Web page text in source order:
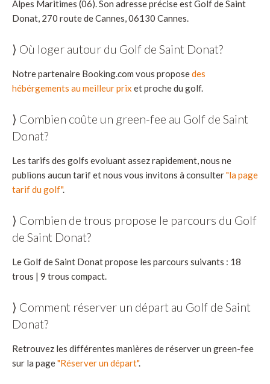
Alpes Maritimes (06). Son adresse précise est Golf de Saint
Donat, 270 route de Cannes, 06130 Cannes.
⟩ Où loger autour du Golf de Saint Donat?
Notre partenaire Booking.com vous proposedes
hébérgements au meilleur prix et proche du golf.
⟩ Combien coûte un green-fee au Golf de Saint
Donat?
Les tarifs des golfs evoluant assez rapidement, nous ne
publions aucun tarif et nous vous invitons à consulter"la page
tarif du golf".
⟩ Combien de trous propose le parcours du Golf
de Saint Donat?
Le Golf de Saint Donat propose les parcours suivants : 18
trous | 9 trous compact.
⟩ Comment réserver un départ au Golf de Saint
Donat?
Retrouvez les différentes manières de réserver un green-fee
sur la page"Réserver un départ".